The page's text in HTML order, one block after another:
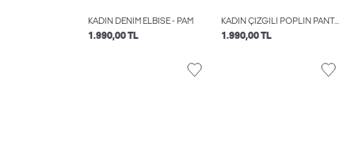
KADIN DENIM ELBISE - PAM
1.990,00 TL
KADIN ÇIZGILI POPLIN PANTOLON - AVA
1.990,00 TL